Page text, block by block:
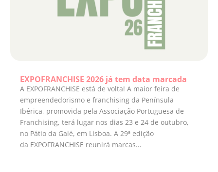
EXPOFRANCHISE 2026 já tem data marcada
A EXPOFRANCHISE está de volta! A maior feira de
empreendedorismo e franchising da Península
Ibérica, promovida pela Associação Portuguesa de
Franchising, terá lugar nos dias 23 e 24 de outubro,
no Pátio da Galé, em Lisboa. A 29ª edição
da EXPOFRANCHISE reunirá marcas...